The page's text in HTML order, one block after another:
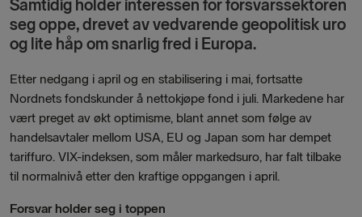
Samtidig holder interessen for forsvarssektoren
seg oppe, drevet av vedvarende geopolitisk uro
og lite håp om snarlig fred i Europa.
Etter nedgang i april og en stabilisering i mai, fortsatte
Nordnets fondskunder å nettokjøpe fond i juli. Markedene har
vært preget av økt optimisme, blant annet som følge av
handelsavtaler mellom USA, EU og Japan som har dempet
tariffuro. VIX-indeksen, som måler markedsuro, har falt tilbake
til normalnivå etter den kraftige oppgangen i april.
Forsvar holder seg i toppen